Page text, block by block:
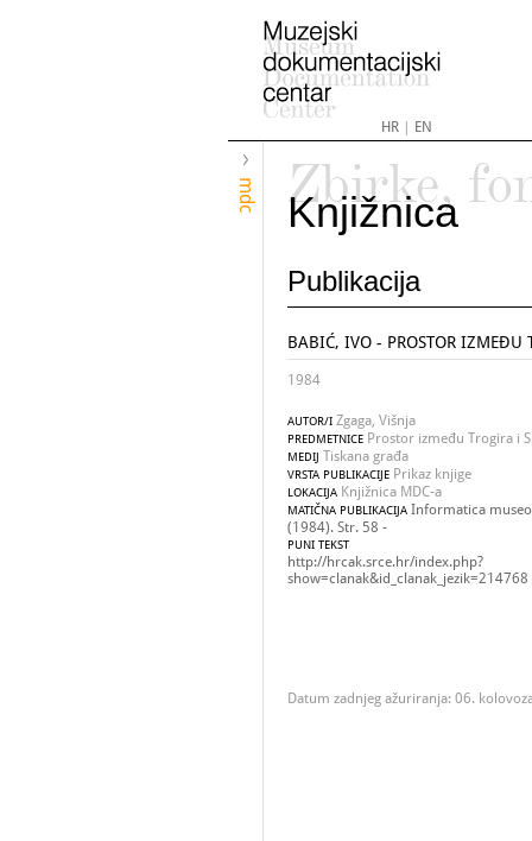
HR| EN
mdc
Zbirke,
Knjižnica
Publikacija
BABIĆ, IVO - PROSTOR IZMEĐU
1984
AUTOR/I Zgaga, Višnja
PREDMETNICE Prostor između Trogira i
MEDIJ Tiskana građa
VRSTA PUBLIKACIJE Prikaz knjige
LOKACIJA Knjižnica MDC-a
MATIČNA PUBLIKACIJA Informatica
(1984). Str. 58 -
PUNI TEKST
http://hrcak.srce.hr/index.php?
show=clanak&id_clanak_jezik=214768
Datum zadnjeg ažuriranja: 06.